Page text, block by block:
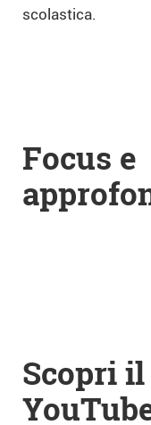
scolastica.
Focus e
Scopri